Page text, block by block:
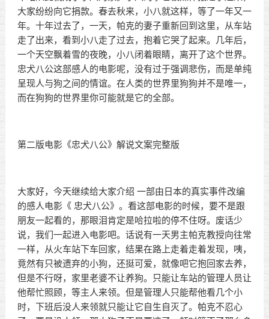
大家纷纷向它捐款。春去秋来，小八就这样，等了一年又一
年。十年过去了，一天，帕克的妻子重新回到这里，从车站
走了出来，看到小八走了过去，抱着它哭了起来。几年后，
一个天空飘着雪的夜晚，小八闭着眼睛，离开了这个世界。
忠犬八公这部感人的电影呢，没有过于强调悲伤，而是单纯
呈现人与狗之间的情谊。在人类的世界里狗狗并不是唯一，
而在狗狗的世界里你可能就是它的全部。
第二版电影《忠犬八公》解说文案完整版
大家好，今天继续给大家介绍 一部由日本的真实事件改编
的感人电影《 忠犬八公》。看这部电影的时候，要不是跟
朋友一起看的，那眼泪肯定是哈拉啦的停不住呀。废话少
说，我们一起进入电影吧。话说有一天男主帕克教授向往常
一样，从火车站下车回家，结果在路上走着走着发现，咦，
竟然有只被遗弃的小狗，还挺可爱，就像吧它抱回家去养，
但是不行呀，家里老婆不让养狗。只能让车站的管理人员让
他帮忙照顾，等主人来领。但是管理人只能帮他看几个小
时，下班后没人来领就只能让它自生自灭了。帕克不忍心